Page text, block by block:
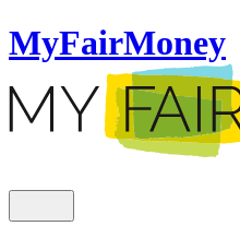
MyFairMoney